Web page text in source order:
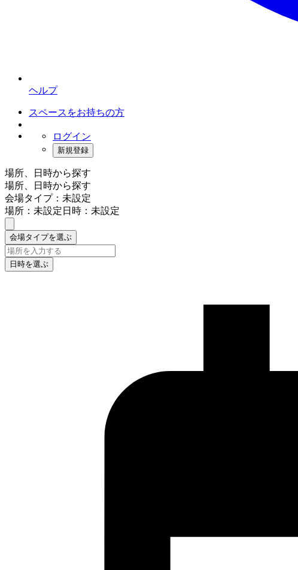
ヘルプ
スペースをお持ちの方
ログイン
新規登録
場所、日時から探す
場所、日時から探す
会場タイプ：未設定
場所：未設定日時：未設定
会場タイプを選ぶ
日時を選ぶ